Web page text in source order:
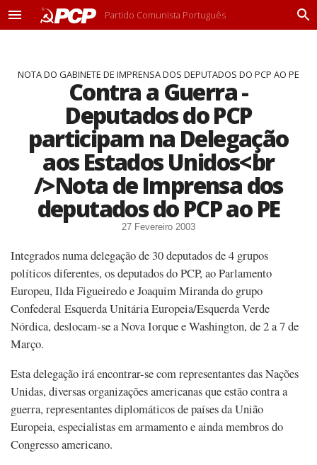
M
u
Partido Comunista Português
P
NOTA DO GABINETE DE IMPRENSA DOS DEPUTADOS DO PCP AO PE
Contra a Guerra -
Deputados do PCP
participam na Delegação
aos Estados Unidos<br
/>Nota de Imprensa dos
deputados do PCP ao PE
27 Fevereiro 2003
Integrados numa delegação de 30 deputados de 4 grupos
políticos diferentes, os deputados do PCP, ao Parlamento
Europeu, Ilda Figueiredo e Joaquim Miranda do grupo
Confederal Esquerda Unitária Europeia/Esquerda Verde
Nórdica, deslocam-se a Nova Iorque e Washington, de 2 a 7 de
Março.
Esta delegação irá encontrar-se com representantes das Nações
Unidas, diversas organizações americanas que estão contra a
guerra, representantes diplomáticos de países da União
Europeia, especialistas em armamento e ainda membros do
Congresso americano.